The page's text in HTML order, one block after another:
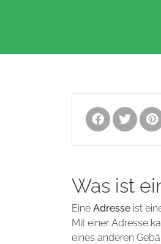
Was ist
Eine Adresse ist
Mit einer Adresse
eines anderen